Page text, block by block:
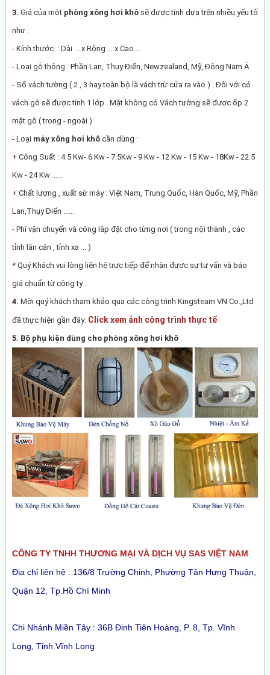
3. Giá của một phòng xông hơi khôsẽ được tính dựa trên nhiều yếu tố
như :
- Kính thước : Dài ... x Rộng ... x Cao ...
- Loại gỗ thông : Phần Lan, Thụy Điển, Newzealand, Mỹ, Đông Nam Á
- Số vách tường ( 2 , 3 hay toàn bộ là vách trừ cửa ra vào ) . Đối với có
vách gỗ sẽ được tính 1 lớp . Mặt không có Vách tường sẽ được ốp 2
mặt gỗ ( trong - ngoài )
- Loại máy xông hơi khô cần dùng :
+ Công Suất : 4.5 Kw- 6 Kw - 7.5Kw - 9 Kw - 12 Kw - 15 Kw - 18Kw - 22.5
Kw - 24 Kw ......
+ Chất lượng , xuất sứ máy : Việt Nam, Trung Quốc, Hàn Quốc, Mỹ, Phần
Lan,Thụy Điển ......
- Phí vận chuyển và công lắp đặt cho từng nơi ( trong nội thành , các
tỉnh lân cận , tỉnh xa ... )
* Quý Khách vui lòng liên hệ trực tiếp để nhận được sự tư vấn và báo
giá chuẩn từ công ty .
4. Mời quý khách tham khảo qua các công trình Kingsteam VN Co.,Ltd
đã thực hiện gần đây: Click xem ảnh công trình thực tế
5. Bộ phụ kiện dùng cho phòng xông hơi khô
CÔNG TY TNHH THƯƠNG MẠI VÀ DỊCH VỤ SAS VIỆT NAM
Địa chỉ liên hệ : 136/8 Trường Chinh, Phường Tân Hưng Thuận,
Quận 12, Tp.Hồ Chí Minh
Chi Nhánh Miền Tây : 36B Đinh Tiên Hoàng, P. 8, Tp. Vĩnh
Long, Tỉnh Vĩnh Long